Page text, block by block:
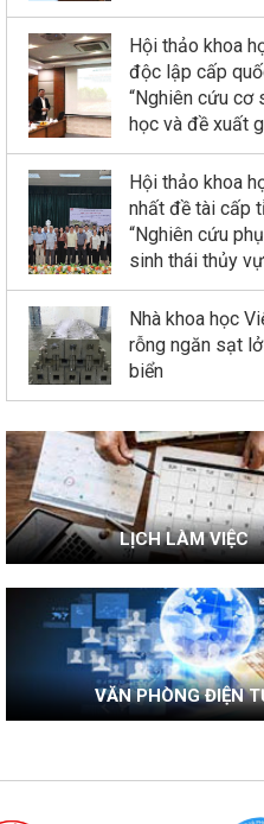
sở khoa học và
giải pháp công
lợi - lâm nghiệp
phục hồi và
rừng ngập mặn
Hồng”
Hội thảo khoa
độc lập cấp
“Nghiên cứu cơ
học và đề xuất
công nghệ thủy
nghiệp kết hợp
và phát triển
mặn tại Khu dự
quyển sông
Hội thảo khoa
nhất đề tài cấp
“Nghiên cứu
sinh thái thủy
ngọt (ao, đầm)
thoái nhằm sử
lý cho phát triển
kinh tế quy mô
Nhà khoa học
rỗng ngăn sạt
biển
LỊCH LÀM VIỆC
VĂN PHÒNG ĐIỆN